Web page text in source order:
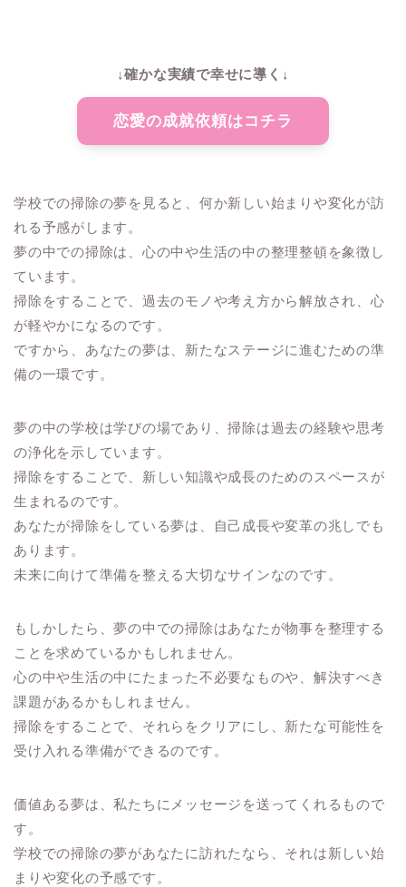
↓確かな実績で幸せに導く↓
恋愛の成就依頼はコチラ
学校での掃除の夢を見ると、何か新しい始まりや変化が訪
れる予感がします。
夢の中での掃除は、心の中や生活の中の整理整頓を象徴し
ています。
掃除をすることで、過去のモノや考え方から解放され、心
が軽やかになるのです。
ですから、あなたの夢は、新たなステージに進むための準
備の一環です。
夢の中の学校は学びの場であり、掃除は過去の経験や思考
の浄化を示しています。
掃除をすることで、新しい知識や成長のためのスペースが
生まれるのです。
あなたが掃除をしている夢は、自己成長や変革の兆しでも
あります。
未来に向けて準備を整える大切なサインなのです。
もしかしたら、夢の中での掃除はあなたが物事を整理する
ことを求めているかもしれません。
心の中や生活の中にたまった不必要なものや、解決すべき
課題があるかもしれません。
掃除をすることで、それらをクリアにし、新たな可能性を
受け入れる準備ができるのです。
価値ある夢は、私たちにメッセージを送ってくれるもので
す。
学校での掃除の夢があなたに訪れたなら、それは新しい始
まりや変化の予感です。